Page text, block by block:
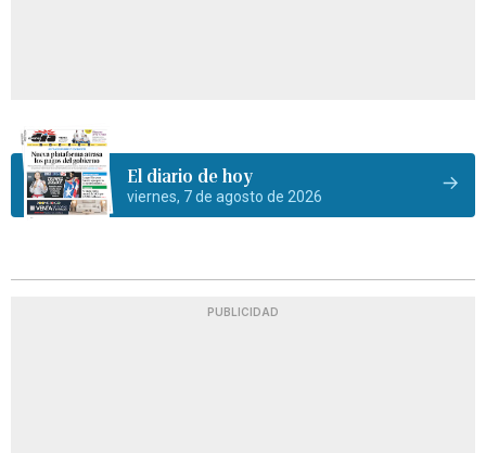
El diario de hoy
viernes, 7 de agosto de 2026
PUBLICIDAD